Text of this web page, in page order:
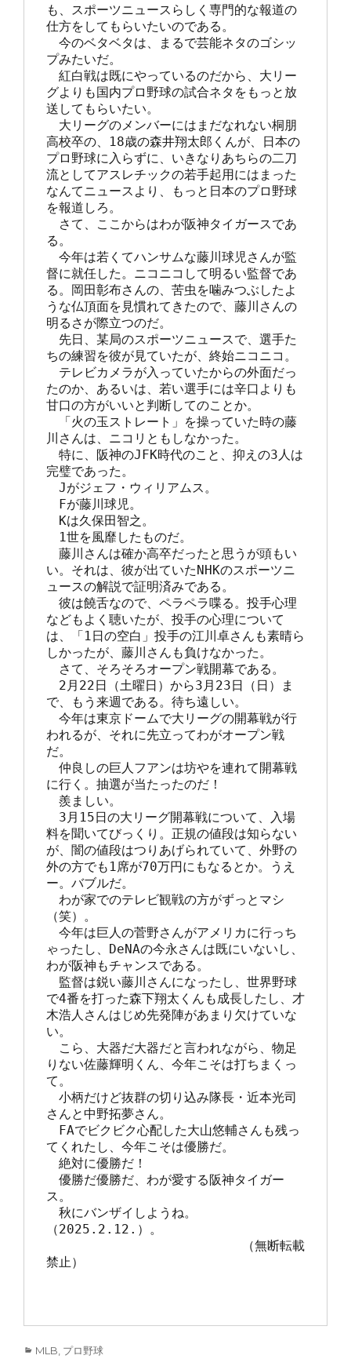
も、スポーツニュースらしく専門的な報道の
仕方をしてもらいたいのである。
今のベタベタは、まるで芸能ネタのゴシッ
プみたいだ。
紅白戦は既にやっているのだから、大リー
グよりも国内プロ野球の試合ネタをもっと放
送してもらいたい。
大リーグのメンバーにはまだなれない桐朋
高校卒の、18歳の森井翔太郎くんが、日本の
プロ野球に入らずに、いきなりあちらの二刀
流としてアスレチックの若手起用にはまった
なんてニュースより、もっと日本のプロ野球
を報道しろ。
さて、ここからはわが阪神タイガースであ
る。
今年は若くてハンサムな藤川球児さんが監
督に就任した。ニコニコして明るい監督であ
る。岡田彰布さんの、苦虫を噛みつぶしたよ
うな仏頂面を見慣れてきたので、藤川さんの
明るさが際立つのだ。
先日、某局のスポーツニュースで、選手た
ちの練習を彼が見ていたが、終始ニコニコ。
テレビカメラが入っていたからの外面だっ
たのか、あるいは、若い選手には辛口よりも
甘口の方がいいと判断してのことか。
「火の玉ストレート」を操っていた時の藤
川さんは、ニコリともしなかった。
特に、阪神のJFK時代のこと、抑えの3人は
完璧であった。
Jがジェフ・ウィリアムス。
Fが藤川球児。
Kは久保田智之。
1世を風靡したものだ。
藤川さんは確か高卒だったと思うが頭もい
い。それは、彼が出ていたNHKのスポーツニ
ュースの解説で証明済みである。
彼は饒舌なので、ペラペラ喋る。投手心理
などもよく聴いたが、投手の心理について
は、「1日の空白」投手の江川卓さんも素晴ら
しかったが、藤川さんも負けなかった。
さて、そろそろオープン戦開幕である。
2月22日（土曜日）から3月23日（日）ま
で、もう来週である。待ち遠しい。
今年は東京ドームで大リーグの開幕戦が行
われるが、それに先立ってわがオープン戦
だ。
仲良しの巨人フアンは坊やを連れて開幕戦
に行く。抽選が当たったのだ！
羨ましい。
3月15日の大リーグ開幕戦について、入場
料を聞いてびっくり。正規の値段は知らない
が、闇の値段はつりあげられていて、外野の
外の方でも1席が70万円にもなるとか。うえ
ー。バブルだ。
わが家でのテレビ観戦の方がずっとマシ
（笑）。
今年は巨人の菅野さんがアメリカに行っち
ゃったし、DeNAの今永さんは既にいないし、
わが阪神もチャンスである。
監督は鋭い藤川さんになったし、世界野球
で4番を打った森下翔太くんも成長したし、才
木浩人さんはじめ先発陣があまり欠けていな
い。
こら、大器だ大器だと言われながら、物足
りない佐藤輝明くん、今年こそは打ちまくっ
て。
小柄だけど抜群の切り込み隊長・近本光司
さんと中野拓夢さん。
FAでビクビク心配した大山悠輔さんも残っ
てくれたし、今年こそは優勝だ。
絶対に優勝だ！
優勝だ優勝だ、わが愛する阪神タイガー
ス。
秋にバンザイしようね。
（2025.2.12.）。
禁止）
Categories
MLB, プロ野球